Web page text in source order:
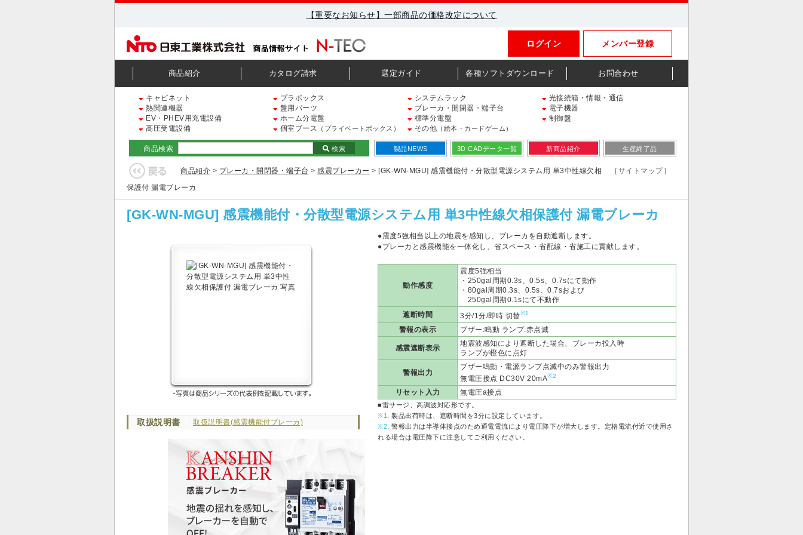
【重要なお知らせ】一部商品の価格改定について
メンバー登録
ログイン
商品紹介 カタログ請求 選定ガイド 各種ソフトダウンロード お問合わせ
キャビネット プラボックス システムラック
光接続箱・情報・通信
熱関連機器
盤用パーツ ブレーカ・開閉器・端子台
電子機器
EV・PHEV用充電設備
ホーム分電盤 標準分電盤
制御盤
高圧受電設備
個室ブース （プライベートボックス） その他 （絵本・カードゲーム）
商品検索 検索 製品NEWS 3D CADデータ一覧 新商品紹介 生産終了品
商品紹介 > ブレーカ・開閉器・端子台 > 感震ブレーカー > [GK-WN-MGU] 感震機能付・分散型電源システム用 単3中性線欠相
保護付 漏電ブレーカ
［サイトマップ］
[GK-WN-MGU] 感震機能付・分散型電源システム用 単3中性線欠相保護付 漏電ブレーカ
取扱説明書 取扱説明書(感震機能付ブレーカ)
●震度5強相当以上の地震を感知し、ブレーカを自動遮断します。
●ブレーカと感震機能を一体化し、省スペース・省配線・省施工に貢献します。
動作感度
震度5強相当
・250gal周期0.3s、0.5s、0.7sにて動作
・80gal周期0.3s、0.5s、0.7sおよび
250gal周期0.1sにて不動作
遮断時間
3分/1分/即時 切替※1
警報の表示 ブザー:鳴動 ランプ:赤点滅
感震遮断表示
地震波感知により遮断した場合、ブレーカ投入時
ランプが橙色に点灯
警報出力
ブザー鳴動・電源ランプ点滅中のみ警報出力
無電圧接点 DC30V 20mA※2
リセット入力 無電圧a接点
■雷サージ、高調波対応形です。
※1
. 製品出荷時は、遮断時間を3分に設定しています。
※2 . 警報出力は半導体接点のため通電電流により電圧降下が増大します。定格電流付近で使用さ
れる場合は電圧降下に注意してご利用ください。